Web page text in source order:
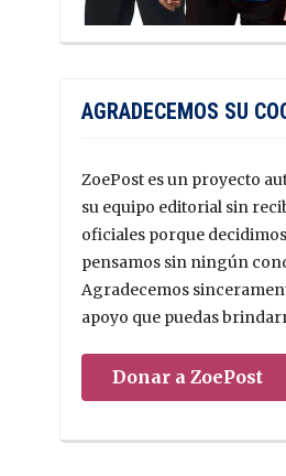
AGRADECEMOS SU
ZoePost es un proyecto
su equipo editorial sin
oficiales porque
pensamos sin ningún
Agradecemos
apoyo que puedas
Donar a ZoePost